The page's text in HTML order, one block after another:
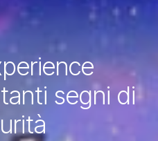
segni di